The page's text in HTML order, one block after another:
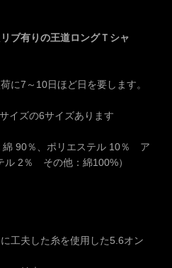
ブ有りの王道ロングＴシャ
に7～10日ほど日を要します。
イズの6サイズあります
綿 90％、ポリエステル 10％ ア
ル 2％ その他：綿100%）
工夫した糸を使用した5.6オン